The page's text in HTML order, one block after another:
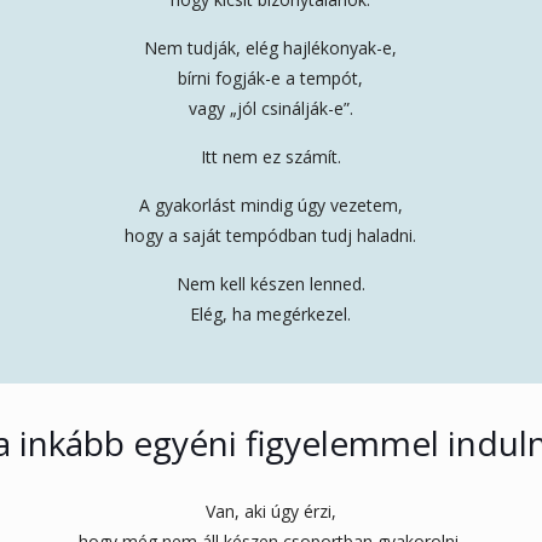
Nem tudják, elég hajlékonyak-e,
bírni fogják-e a tempót,
vagy „jól csinálják-e”.
Itt nem ez számít.
A gyakorlást mindig úgy vezetem,
hogy a saját tempódban tudj haladni.
Nem kell készen lenned.
Elég, ha megérkezel.
inkább egyéni figyelemmel
Van, aki úgy érzi,